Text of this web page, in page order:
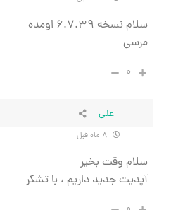
سلام نسخه ۶.۷.۳۹ اومده
مرسی
۰
علی
سلام وقت بخیر
آپدیت جدید داریم ، با تشکر